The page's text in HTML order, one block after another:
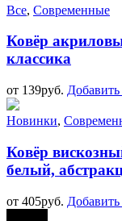
Все, Современные
Ковёр
классика
от 139руб.
Новинки,
Ковёр
белый,
от 405руб.